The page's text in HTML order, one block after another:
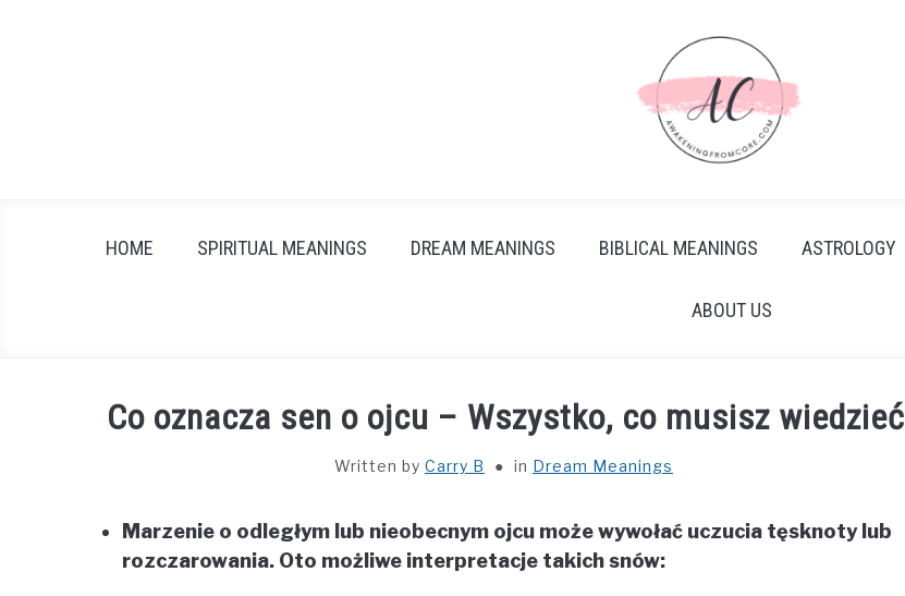
HOME SPIRITUAL MEANINGS DREAM MEANINGS BIBLICAL MEANINGS ASTROLOGY
ABOUT US
Co oznacza sen o ojcu – Wszystko, co musisz wiedzieć
Written by Carry B in Dream Meanings
Marzenie o odległym lub nieobecnym ojcu może wywołać uczucia tęsknoty lub
rozczarowania. Oto możliwe interpretacje takich snów: